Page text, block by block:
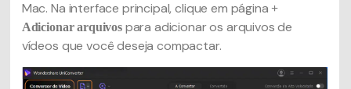
Mac. Na interface principal, clique em página +
Adicionar arquivospara adicionar os arquivos de
vídeos que você deseja compactar.